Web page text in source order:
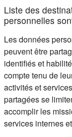
Liste des
personnelles
Les données
peuvent être
identifiés et
compte tenu de
activités et
partagées se
accomplir les
services internes